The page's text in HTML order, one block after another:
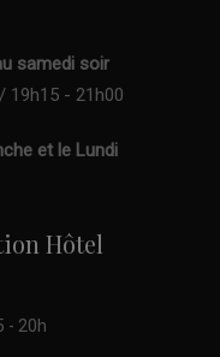
samedi soir
19h15 - 21h00
et le Lundi
Hôtel
- 20h